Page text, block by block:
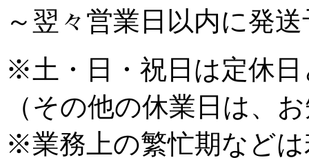
～翌々営業日以内に発
※土・日・祝日は定休
（その他の休業日は、
※業務上の繁忙期など